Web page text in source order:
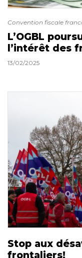
Convention fiscale
L’OGBL
l’intérêt des
13/02/2025
Stop aux
frontaliers!